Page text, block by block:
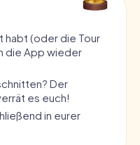
habt (oder die Tour
die App wieder
Der
es euch!
in eurer